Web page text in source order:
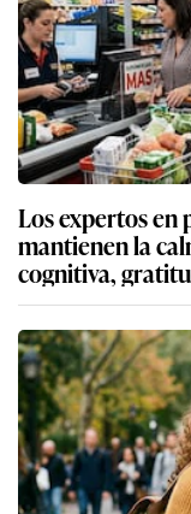
Los expertos en
mantienen la
cognitiva,